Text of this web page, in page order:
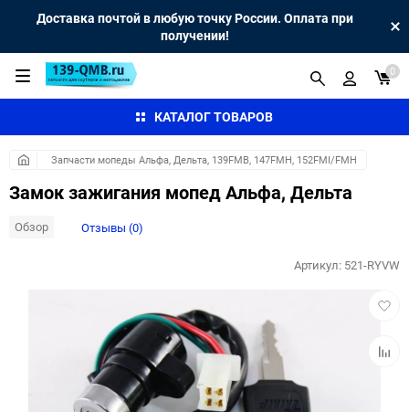
Доставка почтой в любую точку России. Оплата при
получении!
КАТАЛОГ ТОВАРОВ
0
Запчасти мопеды Альфа, Дельта, 139FMB, 147FMH, 152FMI/FMH
Замок зажигания мопед Альфа, Дельта
Обзор Отзывы (0)
Артикул: 521-RYVW